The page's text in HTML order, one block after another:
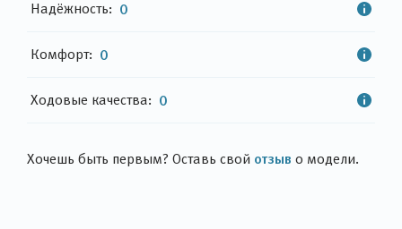
Хочешь быть первым? Оставь свой отзыв о модели.
Надёжность: 0
Комфорт: 0
Ходовые качества: 0